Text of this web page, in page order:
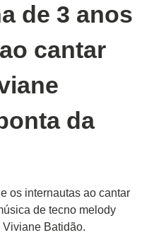
de 3 anos
cantar
da
os internautas ao cantar
de tecno melody
Batidão.